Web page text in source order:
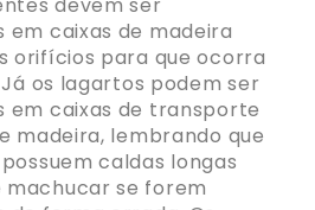
caixas de madeira
orifícios para que ocorra
os lagartos podem ser
em caixas de transporte
madeira, lembrando que
caldas longas
machucar se forem